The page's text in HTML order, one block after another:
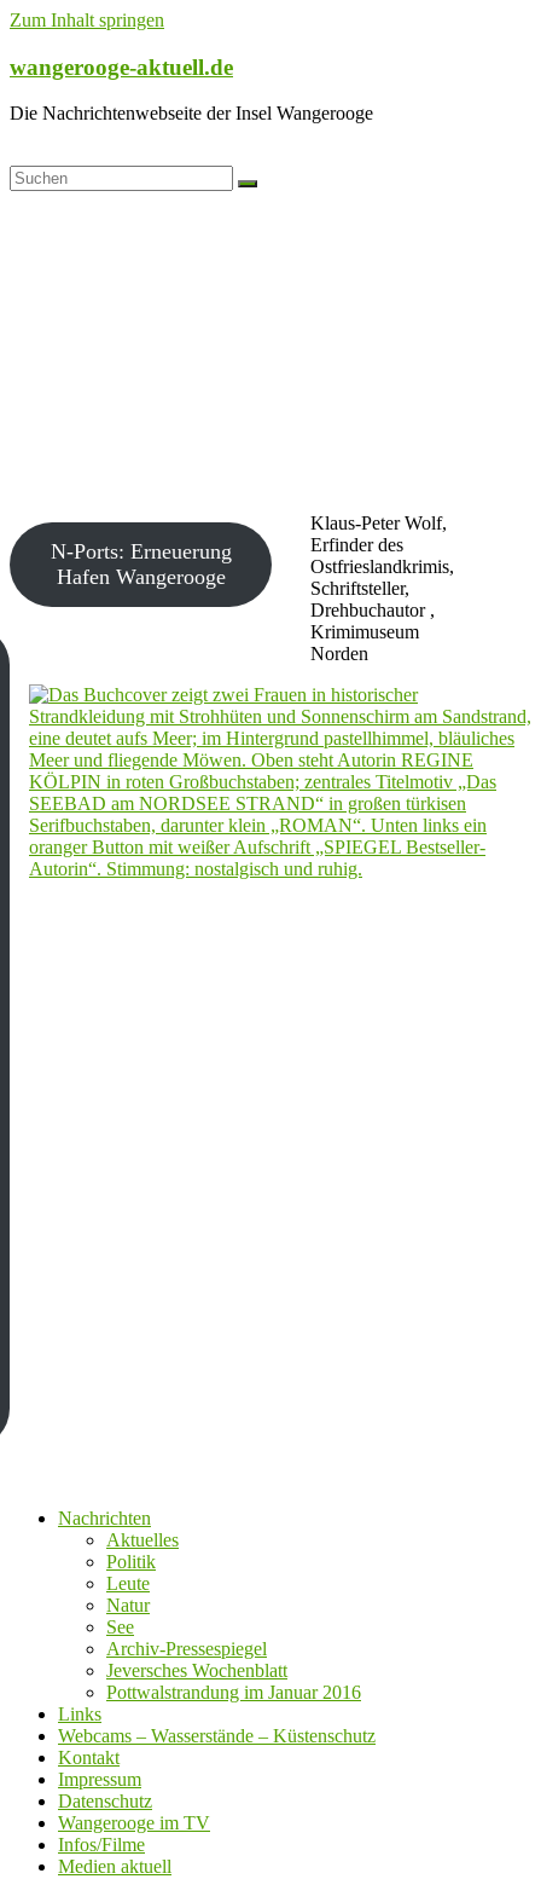
Zum Inhalt springen
wangerooge-aktuell.de
Die Nachrichtenwebseite der Insel Wangerooge
Klaus-Peter Wolf,
Erfinder des
Ostfrieslandkrimis,
Schriftsteller,
Drehbuchautor ,
Krimimuseum
Norden
N-Ports: Erneuerung
Hafen Wangerooge
Nachrichten
Aktuelles
Politik
Leute
Natur
See
Archiv-Pressespiegel
Jeversches Wochenblatt
Pottwalstrandung im Januar 2016
Links
Webcams – Wasserstände – Küstenschutz
Kontakt
Impressum
Datenschutz
Wangerooge im TV
Infos/Filme
Medien aktuell